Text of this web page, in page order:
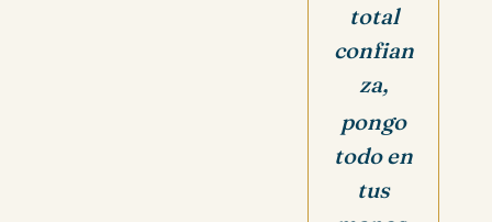
total
confian
za,
pongo
todo en
tus